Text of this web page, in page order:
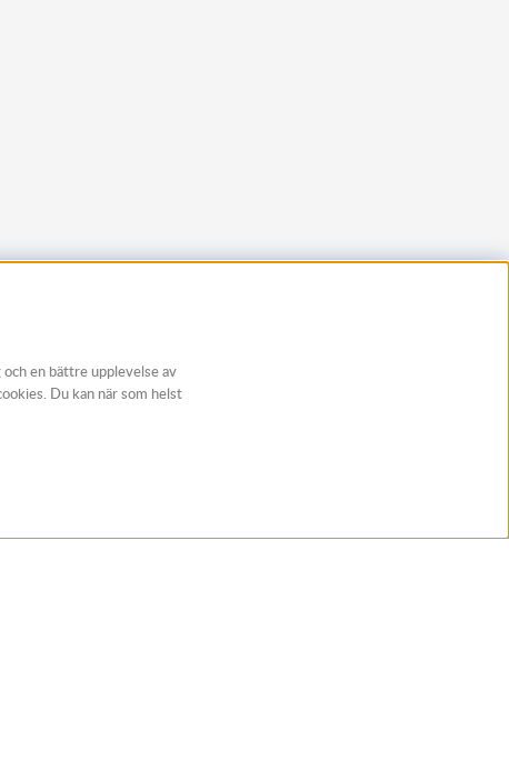
en bättre upplevelse av
Du kan när som helst